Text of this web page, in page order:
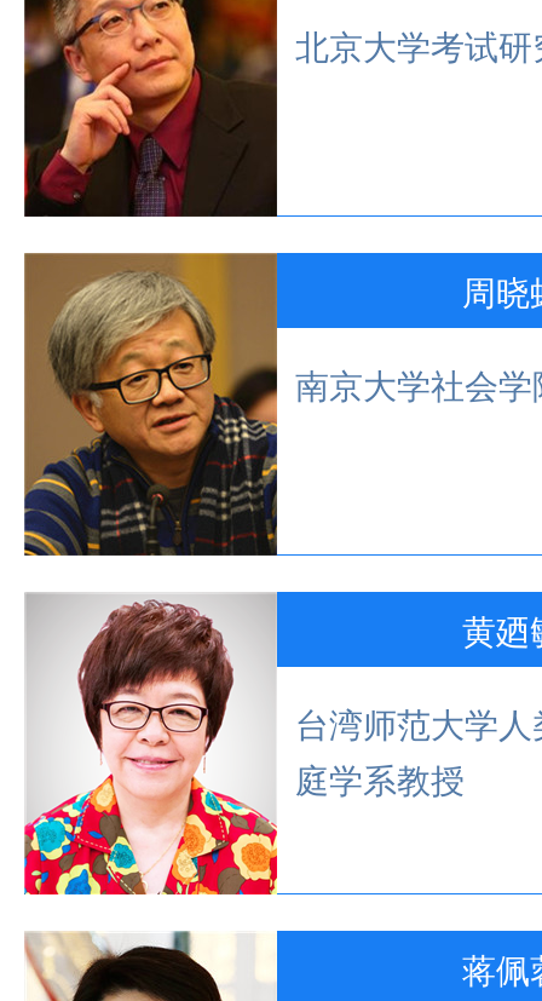
北京大学考试
周晓
南京大学社会
黄廼
台湾师范大学
庭学系教授
蒋佩